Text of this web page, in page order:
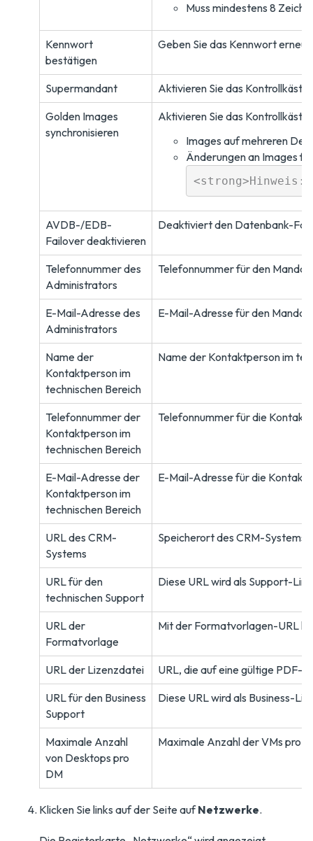
Muss mindestens 8
Kennwort
bestätigen
Geben Sie das Kennwort erneut
Supermandant
Aktivieren Sie das
Golden Images
synchronisieren
Aktivieren Sie das
Images auf mehreren
Änderungen an Images
AVDB-/EDB-
Failover deaktivieren
Deaktiviert den Datenbank-
Telefonnummer des
Administrators
Telefonnummer für den
E-Mail-Adresse des
Administrators
E-Mail-Adresse für den
Name der
Kontaktperson im
technischen Bereich
Name der Kontaktperson im
Telefonnummer der
Kontaktperson im
technischen Bereich
Telefonnummer für die
E-Mail-Adresse der
Kontaktperson im
technischen Bereich
E-Mail-Adresse für die
URL des CRM-
Systems
Speicherort des CRM-Systems
URL für den
technischen Support
Diese URL wird als Support-
URL der
Formatvorlage
Mit der Formatvorlagen-URL
URL der Lizenzdatei
URL, die auf eine gültige PDF-
URL für den Business
Support
Diese URL wird als Business-
Maximale Anzahl
von Desktops pro
DM
Maximale Anzahl der VMs pro
Klicken Sie links auf der Seite aufNetzwerke.